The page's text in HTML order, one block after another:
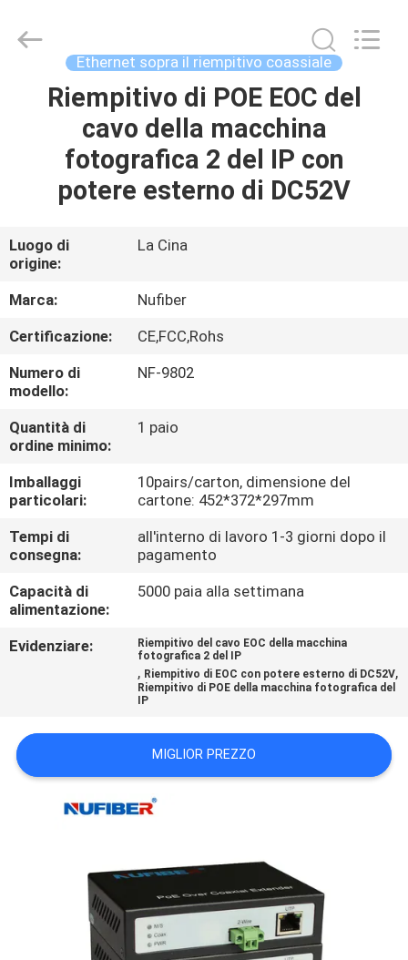
CASA
PRODOTTI
CIRCA
NOI
GIRO
DELLA
FABBRICA
CONTROLLO
DI
QUALITÀ
CONTATTICI
RICHIEDA
Ethernet sopra il riempitivo coassiale
Riempitivo di POE EOC del
cavo della macchina
fotografica 2 del IP con
potere esterno di DC52V
Luogo di
origine:
La Cina
Marca:
Nufiber
Certificazione:
CE,FCC,Rohs
Numero di
modello:
NF-9802
Quantità di
ordine minimo:
1 paio
Imballaggi
particolari:
10pairs/carton, dimensione del
cartone: 452*372*297mm
Tempi di
consegna:
all'interno di lavoro 1-3 giorni dopo il
pagamento
Capacità di
alimentazione:
5000 paia alla settimana
Evidenziare:
Riempitivo del cavo EOC della macchina
fotografica 2 del IP
, Riempitivo di EOC con potere esterno di DC52V,
Riempitivo di POE della macchina fotografica del
IP
MIGLIOR PREZZO